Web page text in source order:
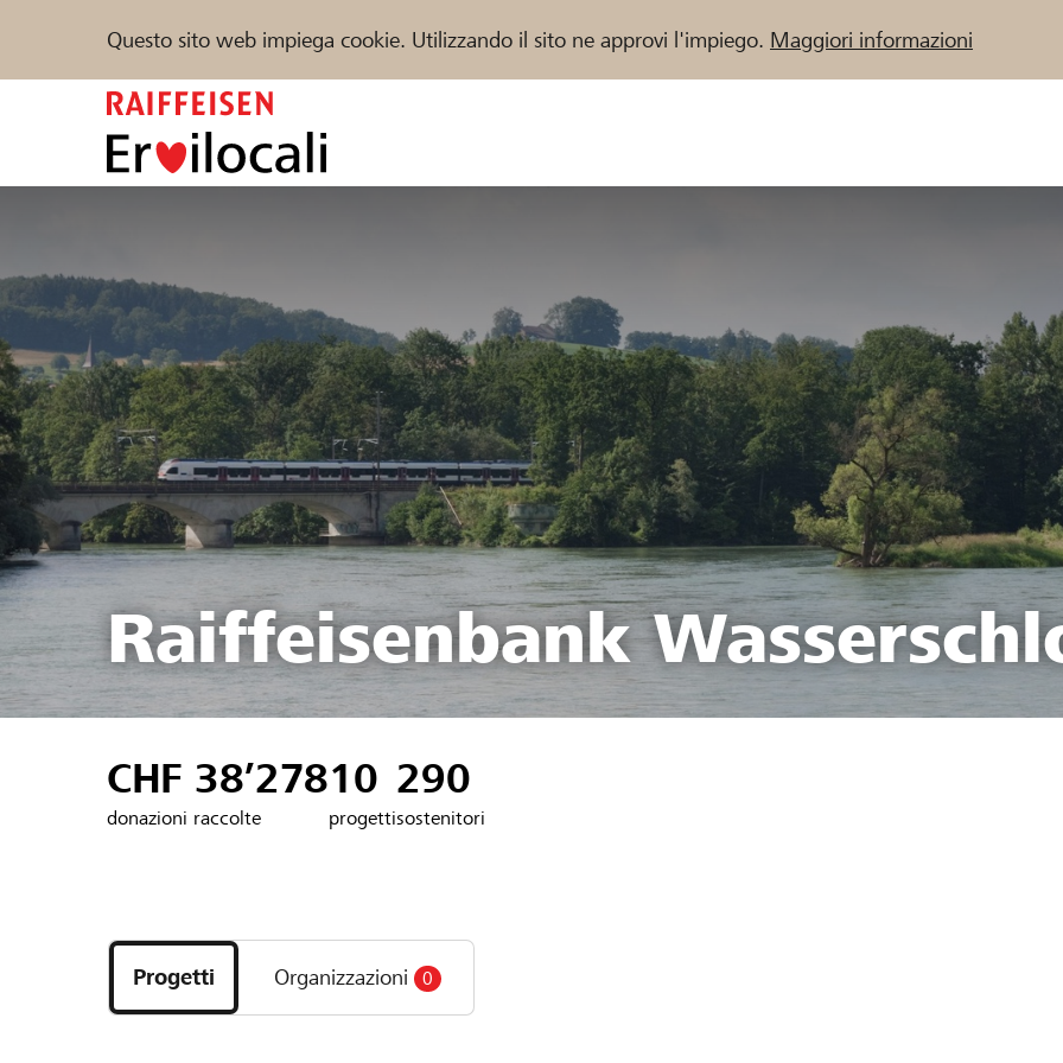
Questo sito web impiega cookie. Utilizzando il sito ne approvi l'impiego. Maggiori informazioni
Trova progetti e organizzazioni
DE FR IT
Raiffeisenbank
CHF 38’278
donazioni raccolte
10
progetti
290
sostenitori
i
progetti
e
Progetti Organizzazioni 0